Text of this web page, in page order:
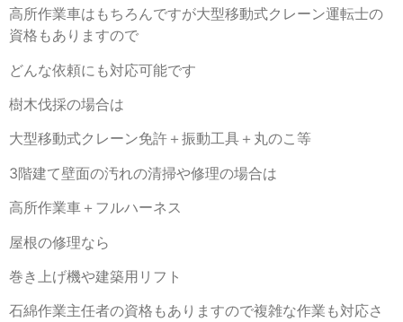
高所作業車はもちろんですが大型移動式クレーン運転士の
資格もありますので
どんな依頼にも対応可能です
樹木伐採の場合は
大型移動式クレーン免許＋振動工具＋丸のこ等
3階建て壁面の汚れの清掃や修理の場合は
高所作業車＋フルハーネス
屋根の修理なら
巻き上げ機や建築用リフト
石綿作業主任者の資格もありますので複雑な作業も対応さ